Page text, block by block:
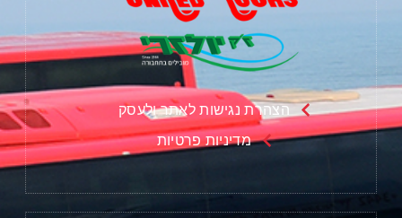
הצהרת נגישות לאתר ולעסק
מדיניות פרטיות